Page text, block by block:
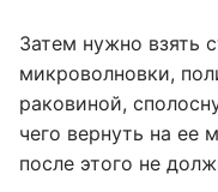
Затем нужно взять
микроволновки,
раковиной,
чего вернуть на ее
после этого не